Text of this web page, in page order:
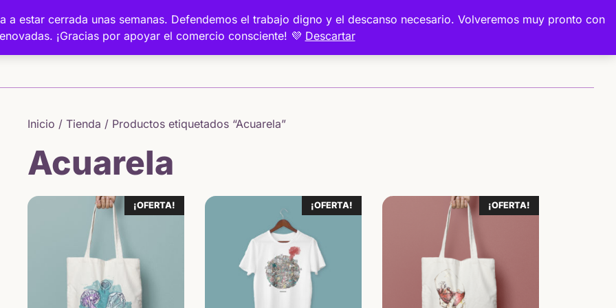
a estar cerrada unas semanas. Defendemos el trabajo digno y el descanso necesario. Volveremos muy pronto con
¡Gracias por apoyar el comercio consciente! 💜 Descartar
Inicio Sobre mí
Inicio / Tienda / Productos etiquetados “Acuarela”
Acuarela
¡OFERTA! ¡OFERTA! ¡OFERTA!